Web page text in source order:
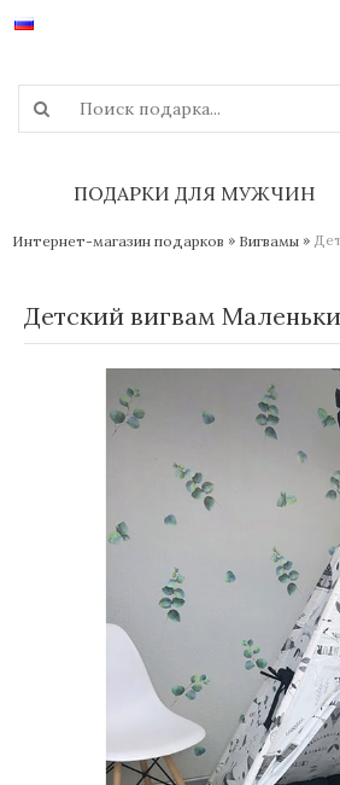
ПОДАРКИ ДЛЯ МУЖЧИН
Интернет-магазин подарков » Вигвамы »
Детский вигвам